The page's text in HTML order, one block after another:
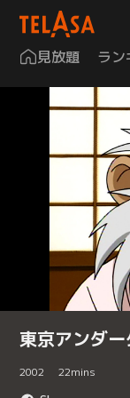
見放題 ラン
東京アンダ
2002 22mins